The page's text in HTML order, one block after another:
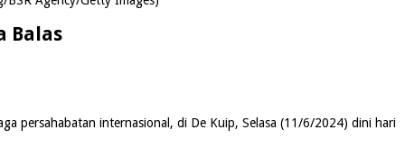
Balas
persahabatan internasional, di De Kuip, Selasa (11/6/2024) dini hari